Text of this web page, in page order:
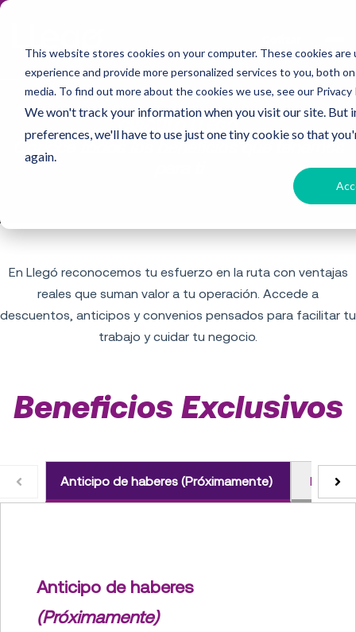
This website stores cookies on your computer. These cookies
experience and provide more personalized services to you, both
media. To find out more about the cookies we use, see our Privacy
We won't track your information when you visit our site. But
preferences, we'll have to use just one tiny cookie so that
again.
CÍRCULO LLEGÓ
Conoce todos los beneficios que tenemos
En Llegó reconocemos tu esfuerzo en la ruta con ventajas
reales que suman valor a tu operación. Accede a
descuentos, anticipos y convenios pensados para facilitar tu
trabajo y cuidar tu negocio.
Beneficios Exclusivos
Anticipo de haberes (Próximamente)
Anticipo de haberes
(Próximamente)